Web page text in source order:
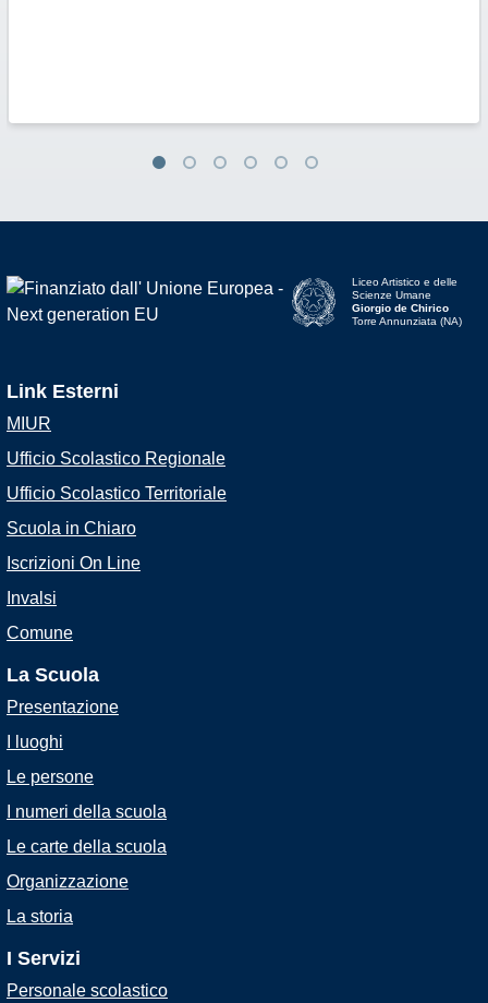
Liceo Artistico e delle
Scienze Umane
Giorgio de Chirico
Torre Annunziata (NA)
Link Esterni
MIUR
Ufficio Scolastico Regionale
Ufficio Scolastico Territoriale
Scuola in Chiaro
Iscrizioni On Line
Invalsi
Comune
La Scuola
Presentazione
I luoghi
Le persone
I numeri della scuola
Le carte della scuola
Organizzazione
La storia
I Servizi
Personale scolastico